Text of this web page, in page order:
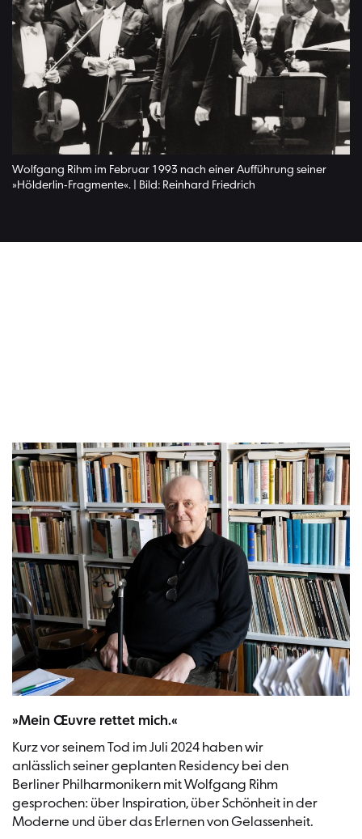
Wolfgang Rihm im Februar 1993 nach einer Aufführung seiner
»Hölderlin-Fragmente«. | Bild: Reinhard Friedrich
»Mein Œuvre rettet mich.«
Kurz vor seinem Tod im Juli 2024 haben wir
anlässlich seiner geplanten Residency bei den
Berliner Philharmonikern mit Wolfgang Rihm
gesprochen: über Inspiration, über Schönheit in der
Moderne und über das Erlernen von Gelassenheit.